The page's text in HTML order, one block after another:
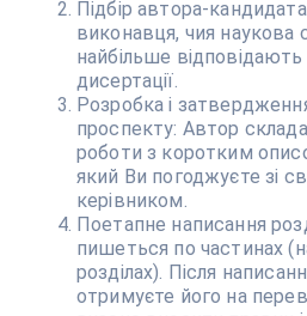
Підбір автора-
виконавця, чия наукова
найбільше
дисертації.
Розробка і
проспекту: Автор
роботи з коротким
який Ви погоджуєте зі
керівником.
Поетапне написання
пишеться по частинах
розділах). Після
отримуєте його на